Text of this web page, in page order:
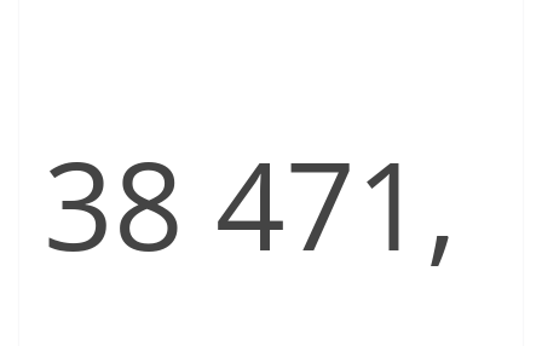
38 471,